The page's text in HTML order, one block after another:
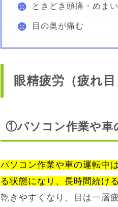
ときどき頭痛・めま
目の奥が痛む
眼精疲労（疲れ
①パソコン作業や車
パソコン作業や車の運転中
る状態になり、長時間続け
乾きやすくなり、目は一層